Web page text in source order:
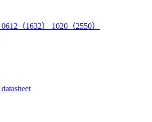
（1632） 1020（2550）